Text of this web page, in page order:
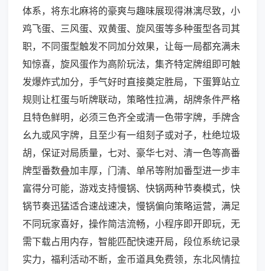
体系，将东北麻将的豪爽与趣味展现得淋漓尽致，小
鸡飞蛋、三风蛋、双黄蛋、旋风蛋等多种蛋型各司其
职，不同蛋型触发不同加分效果，让每一局都充满未
知惊喜，旋风蛋作为高阶玩法，集齐特定牌组即可触
发爆炸式加分，手气好时直接奠定胜局，下蛋算站立
规则让杠蛋与听牌联动，策略性拉满，胡牌条件严格
且特色鲜明，必须三色齐全或清一色带字牌，手牌含
幺九或风字牌，且至少有一组刻子或对子，杜绝垃圾
胡，保证对局质量，七对、豪华七对、清一色等高番
牌型番数叠加丰厚，门清、单吊等附加番型进一步丰
富得分可能，游戏支持慢锅、快锅两种节奏模式，快
锅节奏迅猛适合速战速决，慢锅偏向策略运营，满足
不同玩家喜好，操作简洁流畅，小程序即开即玩，无
需下载占用内存，智能匹配快速开局，段位系统记录
实力，福利活动不断，金币道具免费领，东北风情拉